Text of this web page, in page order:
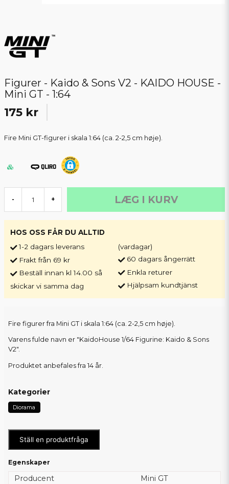
Figurer - Kaido & Sons V2 - KAIDO HOUSE -
Mini GT - 1:64
175 kr
Fire Mini GT-figurer i skala 1:64 (ca. 2-2,5 cm høje).
- + LÆG I KURV
HOS OSS FÅR DU ALLTID
1-2 dagars leverans
Frakt från 69 kr
Beställ innan kl 14.00 så
skickar vi samma dag
(vardagar)
60 dagars ångerrätt
Enkla returer
Hjälpsam kundtjänst
Fire figurer fra Mini GT i skala 1:64 (ca. 2-2,5 cm høje).
Varens fulde navn er "KaidoHouse 1/64 Figurine: Kaido & Sons
V2".
Produktet anbefales fra 14 år.
Kategorier
Diorama
Ställ en produktfråga
Egenskaper
Producent
Mini GT